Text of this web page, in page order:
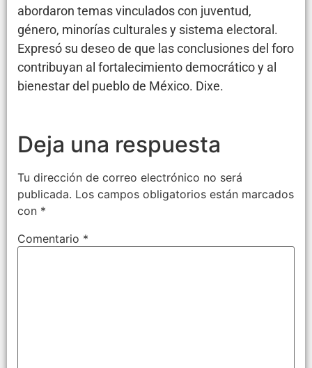
abordaron temas vinculados con juventud,
género, minorías culturales y sistema electoral.
Expresó su deseo de que las conclusiones del foro
contribuyan al fortalecimiento democrático y al
bienestar del pueblo de México. Dixe.
Deja una respuesta
Tu dirección de correo electrónico no será
publicada. Los campos obligatorios están marcados
con *
Comentario *